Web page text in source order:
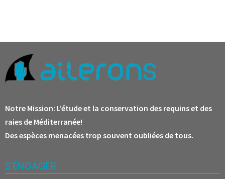
Notre Mission: L’étude et la conservation des requins et des
raies de Méditerranée!
Des espèces menacées trop souvent oubliées de tous.
S’ENGAGER